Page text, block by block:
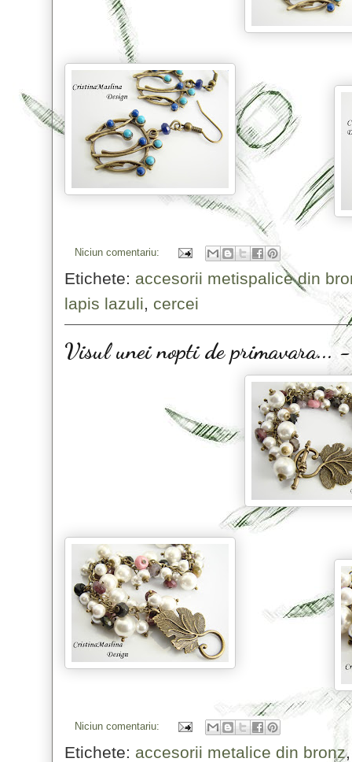
Niciun comentariu:
Etichete: accesorii metispalice din
lapis lazuli, cercei
Visul unei nopti de
Niciun comentariu:
Etichete: accesorii metalice din bronz